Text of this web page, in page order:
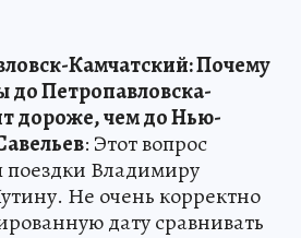
Камчатский: Почему
до Петропавловска-
дороже, чем до Нью-
: Этот вопрос
поездки Владимиру
Не очень корректно
дату сравнивать